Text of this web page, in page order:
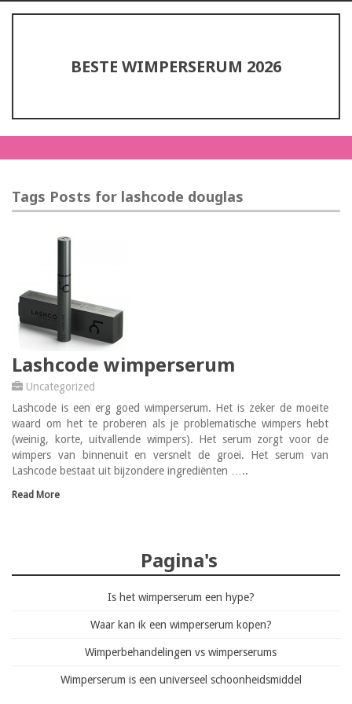
BESTE WIMPERSERUM 2026
Tags Posts for lashcode douglas
Lashcode wimperserum
Uncategorized
Lashcode is een erg goed wimperserum. Het is zeker de moeite
waard om het te proberen als je problematische wimpers hebt
(weinig, korte, uitvallende wimpers). Het serum zorgt voor de
wimpers van binnenuit en versnelt de groei. Het serum van
Lashcode bestaat uit bijzondere ingrediënten …..
Read More
Pagina's
Is het wimperserum een hype?
Waar kan ik een wimperserum kopen?
Wimperbehandelingen vs wimperserums
Wimperserum is een universeel schoonheidsmiddel